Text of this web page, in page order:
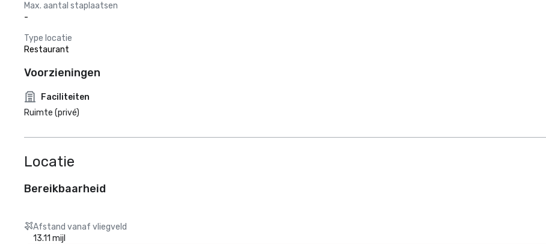
Max. aantal staplaatsen
-
Type locatie
Restaurant
Voorzieningen
Faciliteiten
Ruimte (privé)
Locatie
Bereikbaarheid
Afstand vanaf vliegveld
13.11 mijl